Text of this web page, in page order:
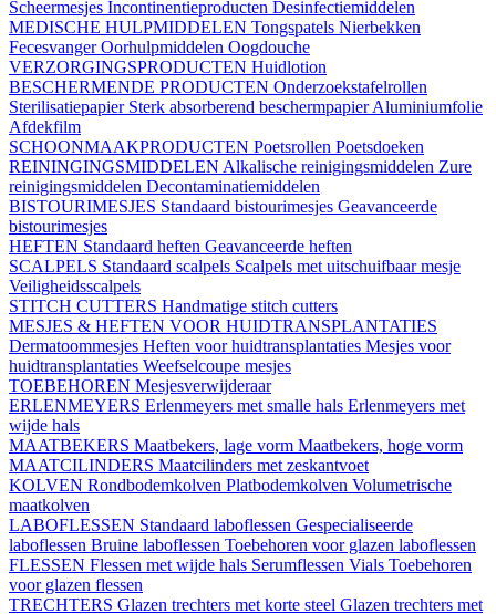
Scheermesjes Incontinentieproducten Desinfectiemiddelen
MEDISCHE HULPMIDDELEN Tongspatels Nierbekken
FecesvangerOorhulpmiddelen Oogdouche
VERZORGINGSPRODUCTEN Huidlotion
BESCHERMENDE PRODUCTEN Onderzoekstafelrollen
Sterilisatiepapier Sterk absorberend beschermpapierAluminiumfolie
Afdekfilm
SCHOONMAAKPRODUCTEN Poetsrollen Poetsdoeken
REININGINGSMIDDELEN Alkalische reinigingsmiddelen Zure
reinigingsmiddelen Decontaminatiemiddelen
BISTOURIMESJES Standaard bistourimesjes Geavanceerde
bistourimesjes
HEFTEN Standaard heften Geavanceerde heften
SCALPELS Standaard scalpels Scalpels met uitschuifbaar mesje
Veiligheidsscalpels
STITCH CUTTERS Handmatige stitch cutters
MESJES & HEFTEN VOOR HUIDTRANSPLANTATIES
Dermatoommesjes Heften voor huidtransplantaties Mesjes voor
huidtransplantaties Weefselcoupe mesjes
TOEBEHOREN Mesjesverwijderaar
ERLENMEYERS Erlenmeyers met smalle hals Erlenmeyers met
wijde hals
MAATBEKERS Maatbekers, lage vorm Maatbekers, hoge vorm
MAATCILINDERS Maatcilinders met zeskantvoet
KOLVEN Rondbodemkolven Platbodemkolven Volumetrische
maatkolven
LABOFLESSEN Standaard laboflessen Gespecialiseerde
laboflessen Bruine laboflessen Toebehoren voor glazen laboflessen
FLESSEN Flessen met wijde hals Serumflessen Vials Toebehoren
voor glazen flessen
TRECHTERS Glazen trechters met korte steel Glazen trechters met